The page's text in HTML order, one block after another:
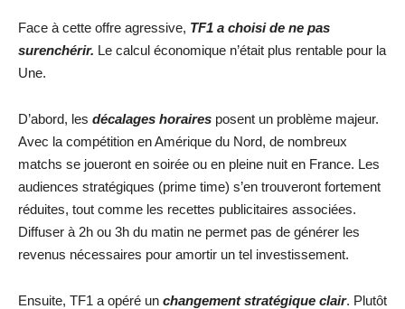
Face à cette offre agressive, TF1 a choisi de ne pas
surenchérir. Le calcul économique n’était plus rentable pour la
Une.
D’abord, les décalages horaires posent un problème majeur.
Avec la compétition en Amérique du Nord, de nombreux
matchs se joueront en soirée ou en pleine nuit en France. Les
audiences stratégiques (prime time) s’en trouveront fortement
réduites, tout comme les recettes publicitaires associées.
Diffuser à 2h ou 3h du matin ne permet pas de générer les
revenus nécessaires pour amortir un tel investissement.
Ensuite, TF1 a opéré un changement stratégique clair. Plutôt